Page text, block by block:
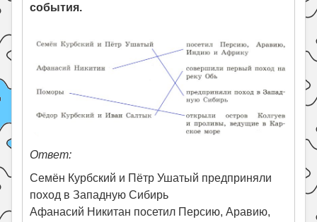
события.
Ответ:
Семён Курбский и Пётр Ушатый предприняли
поход в Западную Сибирь
Афанасий Никитан посетил Персию, Аравию,